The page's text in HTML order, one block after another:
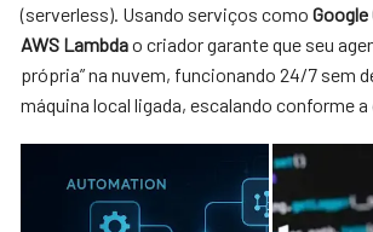
(serverless). Usando serviços como
AWS Lambdao criador garante que seu
própria” na nuvem, funcionando 24/7 sem
máquina local ligada, escalando conforme a